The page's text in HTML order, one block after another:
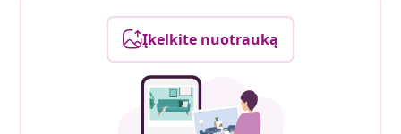
Įkelkite nuotrauką